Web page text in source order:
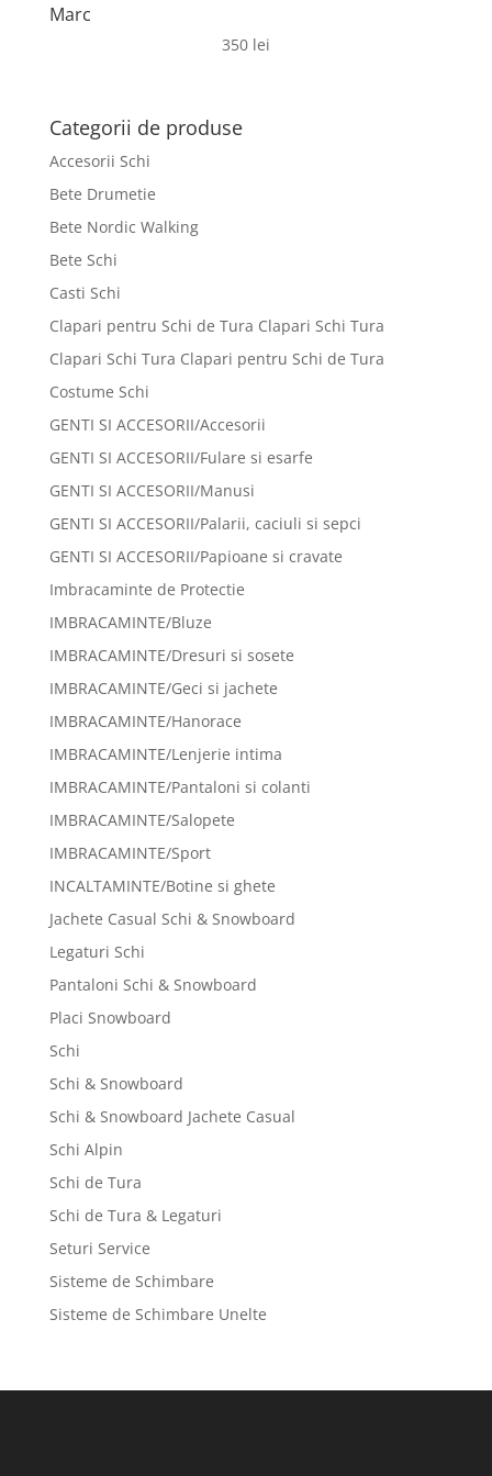
Marc
350 lei
Categorii de produse
Accesorii Schi
Bete Drumetie
Bete Nordic Walking
Bete Schi
Casti Schi
Clapari pentru Schi de Tura Clapari Schi Tura
Clapari Schi Tura Clapari pentru Schi de Tura
Costume Schi
GENTI SI ACCESORII/Accesorii
GENTI SI ACCESORII/Fulare si esarfe
GENTI SI ACCESORII/Manusi
GENTI SI ACCESORII/Palarii, caciuli si sepci
GENTI SI ACCESORII/Papioane si cravate
Imbracaminte de Protectie
IMBRACAMINTE/Bluze
IMBRACAMINTE/Dresuri si sosete
IMBRACAMINTE/Geci si jachete
IMBRACAMINTE/Hanorace
IMBRACAMINTE/Lenjerie intima
IMBRACAMINTE/Pantaloni si colanti
IMBRACAMINTE/Salopete
IMBRACAMINTE/Sport
INCALTAMINTE/Botine si ghete
Jachete Casual Schi & Snowboard
Legaturi Schi
Pantaloni Schi & Snowboard
Placi Snowboard
Schi
Schi & Snowboard
Schi & Snowboard Jachete Casual
Schi Alpin
Schi de Tura
Schi de Tura & Legaturi
Seturi Service
Sisteme de Schimbare
Sisteme de Schimbare Unelte